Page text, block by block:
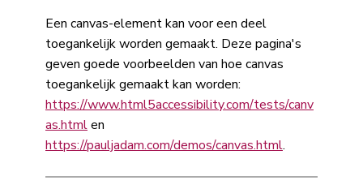
Een canvas-element kan voor een deel
toegankelijk worden gemaakt. Deze pagina's
geven goede voorbeelden van hoe canvas
toegankelijk gemaakt kan worden:
https://www.html5accessibility.com/tests/canv
as.htmlen
https://pauljadam.com/demos/canvas.html.